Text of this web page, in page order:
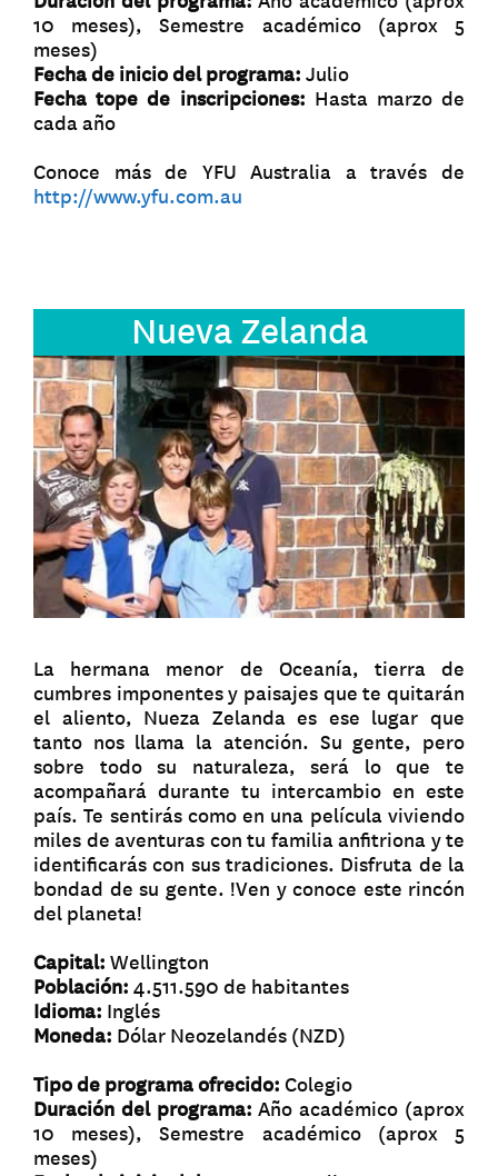
10 meses), Semestre académico (aprox 5
meses)
Fecha de inicio del programa: Julio
Fecha tope de inscripciones: Hasta marzo de
cada año
Conoce más de YFU Australia a través de
http://www.yfu.com.au
Nueva Zelanda
La hermana menor de Oceanía, tierra de
cumbres imponentes y paisajes que te quitarán
el aliento, Nueza Zelanda es ese lugar que
tanto nos llama la atención. Su gente, pero
sobre todo su naturaleza, será lo que te
acompañará durante tu intercambio en este
país. Te sentirás como en una película viviendo
miles de aventuras con tu familia anfitriona y te
identificarás con sus tradiciones. Disfruta de la
bondad de su gente. !Ven y conoce este rincón
del planeta!
Capital: Wellington
Población: 4.511.590 de habitantes
Idioma: Inglés
Moneda: Dólar Neozelandés (NZD)
Tipo de programa ofrecido: Colegio
Duración del programa: Año académico (aprox
10 meses), Semestre académico (aprox 5
meses)